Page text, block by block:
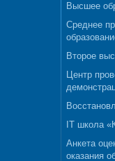
Высшее
Среднее
Второе
Центр
IT школа
Анкета
оказания